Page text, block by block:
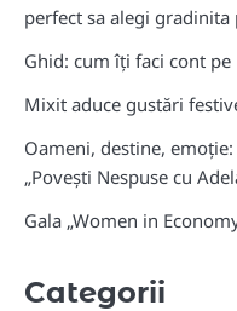
perfect sa alegi
Ghid: cum îți faci cont
Mixit aduce gustări
Oameni, destine,
„Povești Nespuse cu
Gala „Women in
Categorii